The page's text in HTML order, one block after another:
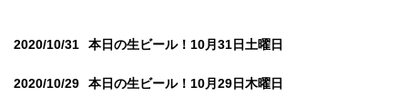
2020/10/31 本日の生ビール！10月31日土曜日
2020/10/29 本日の生ビール！10月29日木曜日